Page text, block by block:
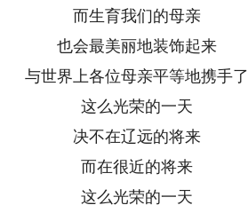
而生育我们的母亲
也会最美丽地装饰起来
与世界上各位母亲平等地携手了
这么光荣的一天
决不在辽远的将来
而在很近的将来
这么光荣的一天